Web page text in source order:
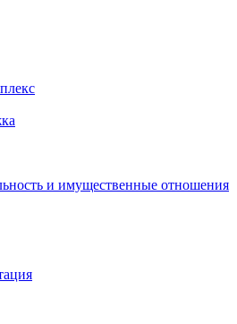
и имущественные отношения